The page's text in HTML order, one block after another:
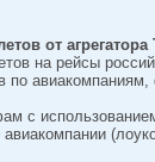
от агрегатора
на рейсы
по
с